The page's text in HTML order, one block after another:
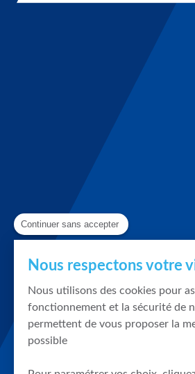
Continuer sans accepter
Nous respectons votre
Nous utilisons des cookies pour
fonctionnement et la sécurité de
permettent de vous proposer la
possible